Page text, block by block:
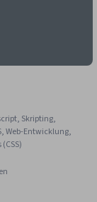
Skripting,
Web-Entwicklung,